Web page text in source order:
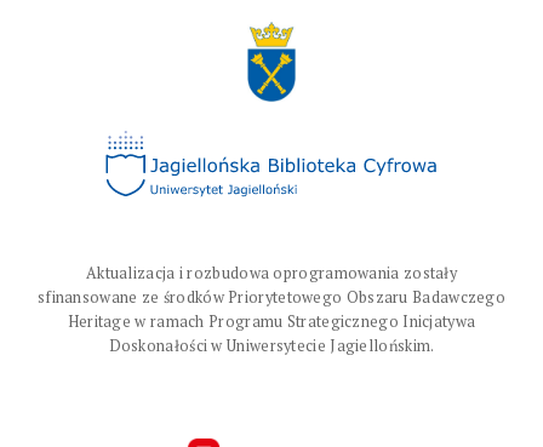
Aktualizacja i rozbudowa oprogramowania zostały
sfinansowane ze środków Priorytetowego Obszaru Badawczego
Heritage w ramach Programu Strategicznego Inicjatywa
Doskonałości w Uniwersytecie Jagiellońskim.